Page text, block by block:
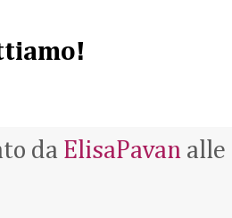
da ElisaPavan alle